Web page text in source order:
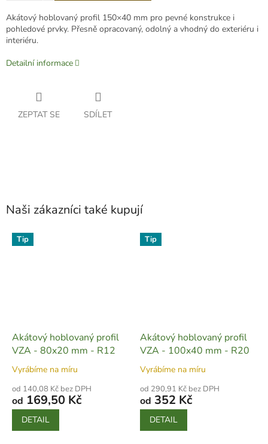
Akátový hoblovaný profil 150×40 mm pro pevné konstrukce i
pohledové prvky. Přesně opracovaný, odolný a vhodný do exteriéru i
interiéru.
Detailní informace
ZEPTAT SE SDÍLET
Naši zákazníci také kupují
Tip
Akátový hoblovaný profil
VZA - 80x20 mm - R12
Vyrábíme na míru
od 140,08 Kč bez DPH
od 169,50 Kč
DETAIL
Tip
Akátový hoblovaný profil
VZA - 100x40 mm - R20
Vyrábíme na míru
od 290,91 Kč bez DPH
od 352 Kč
DETAIL